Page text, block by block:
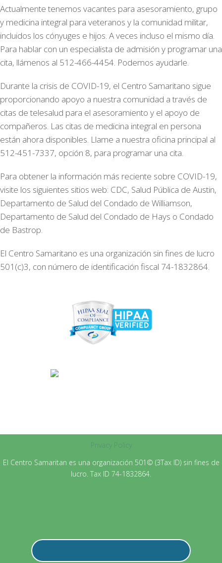
Actualmente tenemos vacantes para asesoramiento, grupo
y medicina integral para veteranos y la comunidad militar,
incluidos los cónyuges e hijos. A veces incluso el mismo día.
Para hablar con un especialista de admisión y programar una
cita, llámenos al 512-466-4454. Podemos ayudarle.
Durante la crisis de COVID-19, el Centro Samaritano sigue
proporcionando apoyo a nuestra comunidad a través de
citas de telesalud para el asesoramiento y el apoyo de
compañeros. Las citas de medicina integral en persona
están ahora disponibles. Llame a nuestra oficina principal al
512-451-7337, opción 8, para programar una cita.
Para obtener la información más reciente sobre COVID-19,
visite los siguientes sitios web: CDC, Salud Pública de Austin,
Departamento de Salud del Condado de Williamson,
Departamento de Salud del Condado de Hays o Condado
de Bastrop.
El Centro Samaritano es una organización sin fines de lucro
501(c)3, con número de identificación fiscal 74-1832864.
Privacy Policy
El Centro Samaritan es una organización 501© (3Tax ID) sin fines de
lucro. Tax ID 74-1832864.